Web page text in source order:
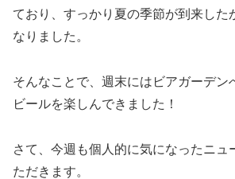
ており、すっかり夏の季節が到来した
なりました。
そんなことで、週末にはビアガーデン
ビールを楽しんできました！
さて、今週も個人的に気になったニュ
ただきます。